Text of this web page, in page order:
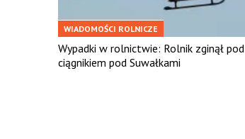
WIADOMOŚCI ROLNICZE
Wypadki w rolnictwie: Rolnik zginął pod
ciągnikiem pod Suwałkami